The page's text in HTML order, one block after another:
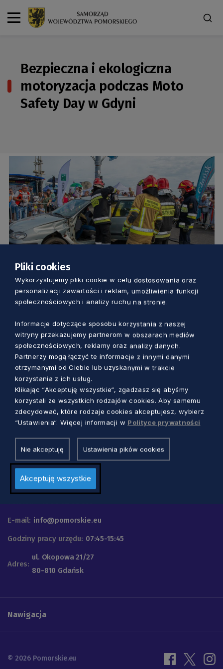
Bezpieczna i ekologiczna
motoryzacja podczas Moto
Safety Day w Gdyni
KOMUNIKACJA
Bezpieczna i ekologiczna motoryzacja
5 lat temu
Urząd Marszałkowski
Województwa Pomorskiego
Telefon +48 58 32 68 555
E-mail: info@pomorskie.eu
Godziny pracy urzędu: 07:45-15:45
Adres:
ul. Okopowa 21/27
80-810 Gdańsk
Nawigacja
© 2026 Pomorskie.eu
Pliki cookies
Wykorzystujemy pliki cookie w celu dostosowania oraz
personalizacji zawartości i reklam, umożliwienia funkcji
społecznościowych i analizy ruchu na stronie.
Informacje dotyczące sposobu korzystania z naszej
witryny przekazujemy partnerom w obszarach mediów
społecznościowych, reklamy oraz analizy danych.
Partnerzy mogą łączyć te informacje z innymi danymi
otrzymanymi od Ciebie lub uzyskanymi w trakcie
korzystania z ich usług.
Klikając “Akceptuję wszystkie“, zgadzasz się abyśmy
korzystali ze wszystkich rodzajów cookies. Aby samemu
zdecydować, które rodzaje cookies akceptujesz, wybierz
“Ustawienia“. Więcej informacji w Polityce prywatności
Nie akceptuję Ustawienia pików cookies
Akceptuję wszystkie